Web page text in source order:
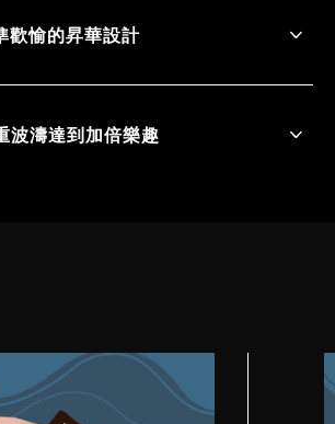
歡愉的昇華設計
端非常適合在 G 點按摩過程中傳導
波濤達到加倍樂趣